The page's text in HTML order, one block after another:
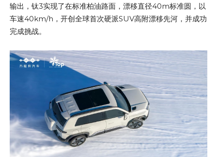
输出，钛3实现了在标准柏油路面，漂移直径40m标准圆，以
车速40km/h，开创全球首次硬派SUV高附漂移先河，并成功
完成挑战。